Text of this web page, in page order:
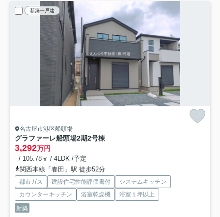
新築一戸建
名古屋市港区船頭場
グラファーレ船頭場2期2号棟
3,292万円
- / 105.78㎡ / 4LDK /予定
関西本線「春田」駅 徒歩52分
都市ガス 建設住宅性能評価書付
システムキッチン
カウンターキッチン
浴室乾燥機
浴室１坪以上
新築